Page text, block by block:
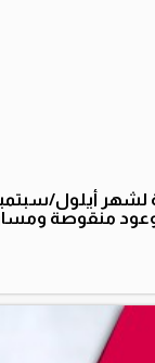
لشهر أيلول/
منقوصة